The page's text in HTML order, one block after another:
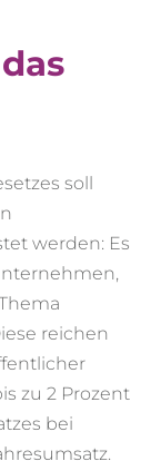
soll
werden: Es
reichen
zu 2 Prozent
bei